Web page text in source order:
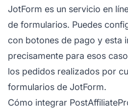
JotForm es un servicio en
de formularios. Puedes
con botones de pago y esta
precisamente para esos
los pedidos realizados por
formularios de JotForm.
Cómo integrar